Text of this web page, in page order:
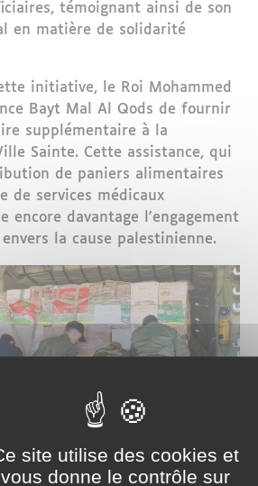
témoignant ainsi de son
en matière de solidarité
initiative, le Roi Mohammed
Bayt Mal Al Qods de fournir
supplémentaire à la
Sainte. Cette assistance, qui
de paniers alimentaires
de services médicaux
encore davantage l'engagement
la cause palestinienne.
site utilise des cookies et
vous donne le contrôle sur